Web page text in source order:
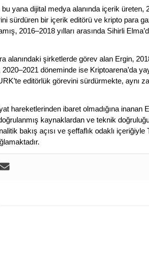
yana dijital medya alanında içerik üreten,
sürdüren bir içerik editörü ve kripto para
2016–2018 yılları arasında Sihirli
alanındaki şirketlerde görev alan Ergin,
döneminde ise Kriptoarena’da
editörlük görevini sürdürmekte, aynı
hareketlerinden ibaret olmadığına inanan
kaynaklardan ve teknik
bakış açısı ve şeffaflık odaklı